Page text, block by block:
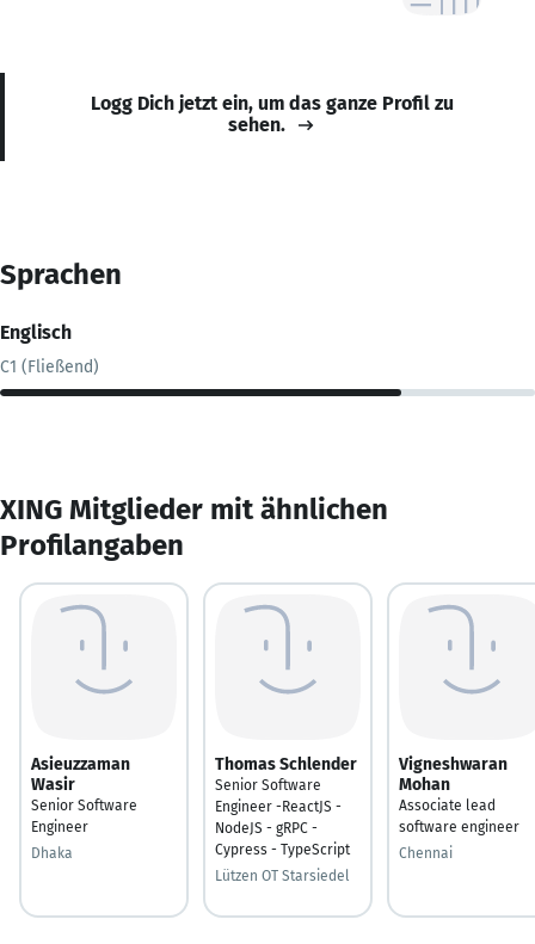
Logg Dich jetzt ein, um das ganze Profil zu
sehen.
Sprachen
Englisch
C1 (Fließend)
XING Mitglieder mit ähnlichen
Profilangaben
Asieuzzaman
Wasir
Senior Software
Engineer
Dhaka
Thomas Schlender
Senior Software
Engineer -ReactJS -
NodeJS - gRPC -
Cypress - TypeScript
Lützen OT Starsiedel
Vigneshwaran
Mohan
Associate lead
software engineer
Chennai